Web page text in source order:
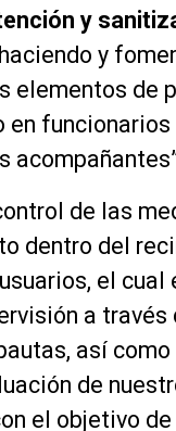
y
y
elementos de
en funcionarios
de las
dentro del
el cual
a través
así
de
el objetivo